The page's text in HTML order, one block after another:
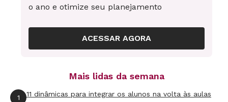
o ano e otimize seu planejamento
ACESSAR AGORA
Mais lidas da semana
1 11 dinâmicas para integrar os alunos na volta às aulas